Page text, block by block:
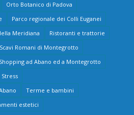
Orto Botanico di Padova
Parco regionale dei Colli Euganei
Meridiana
Ristoranti e trattorie
Scavi Romani di Montegrotto
Shopping ad Abano ed a Montegrotto
Stress
Terme e bambini
estetici